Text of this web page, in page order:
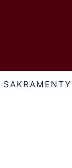
SAKRAMENTY